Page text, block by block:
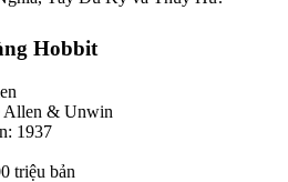
Hobbit
Allen & Unwin
1937
triệu bản